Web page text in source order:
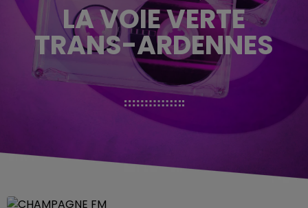
LA VOIE VERTE
TRANS-ARDENNES